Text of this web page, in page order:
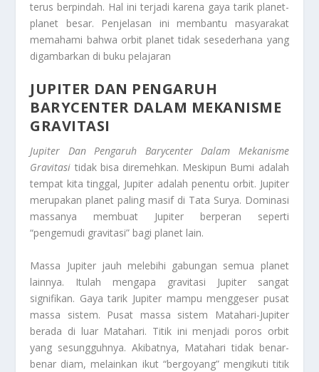
terus berpindah. Hal ini terjadi karena gaya tarik planet-
planet besar. Penjelasan ini membantu masyarakat
memahami bahwa orbit planet tidak sesederhana yang
digambarkan di buku pelajaran
JUPITER DAN PENGARUH
BARYCENTER DALAM MEKANISME
GRAVITASI
Jupiter Dan Pengaruh Barycenter Dalam Mekanisme
Gravitasi tidak bisa diremehkan. Meskipun Bumi adalah
tempat kita tinggal, Jupiter adalah penentu orbit. Jupiter
merupakan planet paling masif di Tata Surya. Dominasi
massanya membuat Jupiter berperan seperti
“pengemudi gravitasi” bagi planet lain.
Massa Jupiter jauh melebihi gabungan semua planet
lainnya. Itulah mengapa gravitasi Jupiter sangat
signifikan. Gaya tarik Jupiter mampu menggeser pusat
massa sistem. Pusat massa sistem Matahari-Jupiter
berada di luar Matahari. Titik ini menjadi poros orbit
yang sesungguhnya. Akibatnya, Matahari tidak benar-
benar diam, melainkan ikut “bergoyang” mengikuti titik